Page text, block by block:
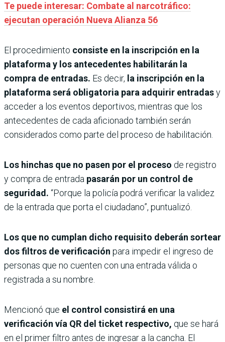
Te puede interesar: Combate al narcotráfico:
ejecutan operación Nueva Alianza 56
El procedimiento consiste en la inscripción en la
plataforma y los antecedentes habilitarán la
compra de entradas. Es decir, la inscripción en la
plataforma será obligatoria para adquirir entradasy
acceder a los eventos deportivos, mientras que los
antecedentes de cada aficionado también serán
considerados como parte del proceso de habilitación.
Los hinchas que no pasen por el proceso de registro
y compra de entrada pasarán por un control de
seguridad. “Porque la policía podrá verificar la validez
de la entrada que porta el ciudadano”, puntualizó.
Los que no cumplan dicho requisito deberán sortear
dos filtros de verificación para impedir el ingreso de
personas que no cuenten con una entrada válida o
registrada a su nombre.
Mencionó que el control consistirá en una
verificación vía QR del ticket respectivo, que se hará
en el primer filtro antes de ingresar a la cancha. El